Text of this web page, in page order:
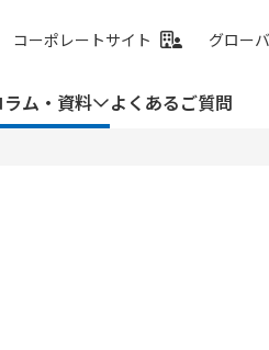
コーポレートサイト グロー
ム・資料 よくあるご質問